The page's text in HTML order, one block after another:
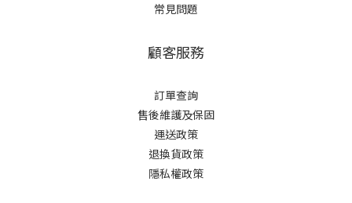
常見問題
顧客服務
訂單查詢
售後維護及保固
運送政策
退換貨政策
隱私權政策